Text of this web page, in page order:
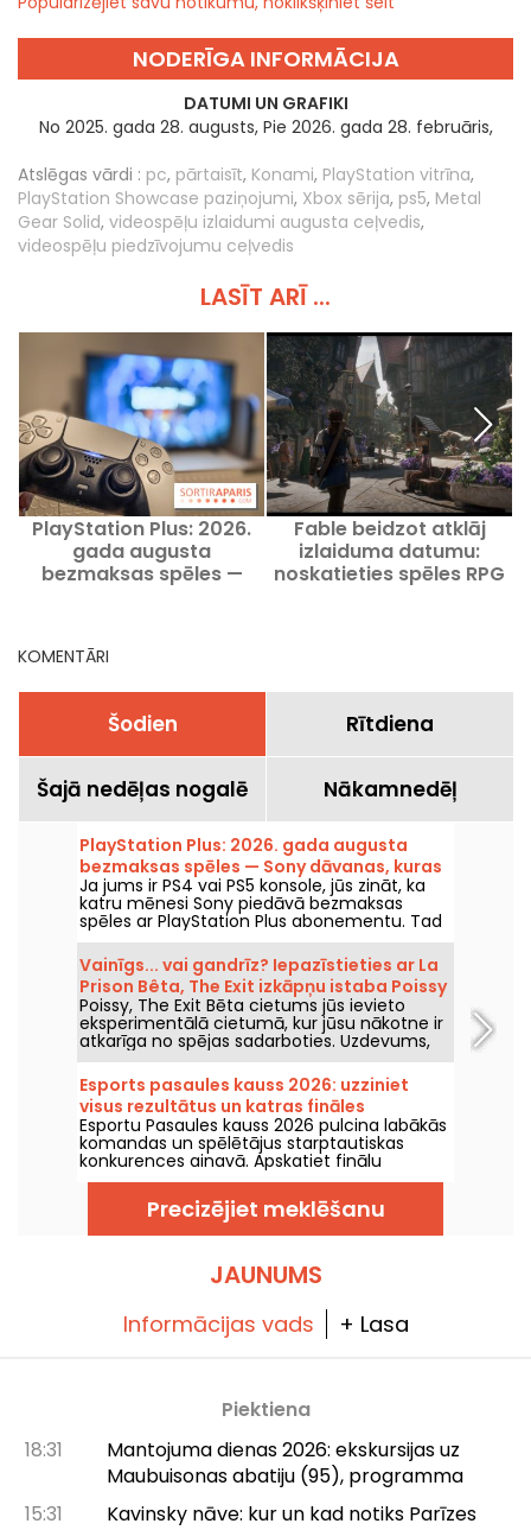
NODERĪGA INFORMĀCIJA
DATUMI UN GRAFIKI
No 2025. gada 28. augusts, Pie 2026. gada 28. februāris,
Atslēgas vārdi : pc, pārtaisīt, Konami, PlayStation vitrīna,
PlayStation Showcase paziņojumi, Xbox sērija, ps5, Metal
Gear Solid, videospēļu izlaidumi augusta ceļvedis,
videospēļu piedzīvojumu ceļvedis
LASĪT ARĪ ...
PlayStation Plus: 2026.
gada augusta
bezmaksas spēles —
Fable beidzot atklāj
izlaiduma datumu:
noskatieties spēles RPG
KOMENTĀRI
Šodien Rītdiena
Šajā nedēļas nogalē Nākamnedēļ
PlayStation Plus: 2026. gada augusta
bezmaksas spēles — Sony dāvanas, kuras
noteikti nevajag palaist garām
Ja jums ir PS4 vai PS5 konsole, jūs zināt, ka
katru mēnesi Sony piedāvā bezmaksas
spēles ar PlayStation Plus abonementu. Tad
kādas ir augusta 2026. gada bezmaksas
spēles? Iepazīstieties ar šī mēneša izlasi.
Vainīgs... vai gandrīz? Iepazīstieties ar La
Prison Bêta, The Exit izkāpņu istaba Poissy
Poissy, The Exit Bēta cietums jūs ievieto
eksperimentālā cietumā, kur jūsu nākotne ir
atkarīga no spējas sadarboties. Uzdevums,
kas pārveido izbēgšanas motīvu ar oriģinālu
sižetu.
Esports pasaules kauss 2026: uzziniet
visus rezultātus un katras fināles
čempionus
Esportu Pasaules kauss 2026 pulcina labākās
komandas un spēlētājus starptautiskas
konkurences ainavā. Apskatiet finālu
rezultātus, punktu skaitu, katra turnīra
uzvarētājus un nākamo spēļu kalendāru.
Precizējiet meklēšanu
JAUNUMS
Informācijas vads + Lasa
Piektiena
18:31
Mantojuma dienas 2026: ekskursijas uz
Maubuisonas abatiju (95), programma
15:31
Kavinsky nāve: kur un kad notiks Parīzes